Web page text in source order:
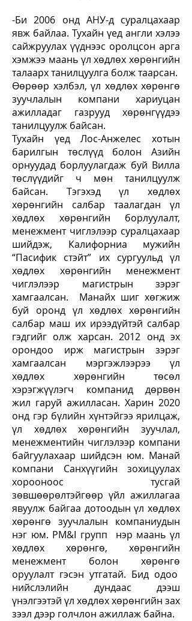
-Би 2006 онд АНУ-д суралцахаар
явж байлаа. Тухайн үед англи хэлээ
сайжруулах үүднээс оролцсон арга
хэмжээ маань үл хөдлөх хөрөнгийн
талаарх танилцуулга болж таарсан.
Өөрөөр хэлбэл, үл хөдлөх хөрөнгө
зуучлалын компани хариуцан
ажилладаг газрууд хөрөнгүүдээ
танилцуулж байсан.
Тухайн үед Лос-Анжелес хотын
барилгын төслүүд болон Азийн
орнуудад борлуулагдаж буй Вилла
төслүүдийг ч мөн танилцуулж
байсан. Тэгэхэд үл хөдлөх
хөрөнгийн салбар таалагдан үл
хөдлөх хөрөнгийн борлуулалт,
менежмент чиглэлээр суралцахаар
шийдэж, Калифорниа мужийн
“Пасифик стэйт” их сургуульд үл
хөдлөх хөрөнгийн менежмент
чиглэлээр магистрын зэрэг
хамгаалсан. Манайх шиг хөгжиж
буй оронд үл хөдлөх хөрөнгийн
салбар маш их ирээдүйтэй салбар
гэдгийг олж харсан. 2012 онд эх
орондоо ирж магистрын зэрэг
хамгаалсан мэргэжлээрээ үл
хөдлөх хөрөнгийн төсөл
хэрэгжүүлэгч компанид дөрвөн
жил гаруй ажилласан. Харин 2020
онд гэр бүлийн хүнтэйгээ ярилцаж,
үл хөдлөх хөрөнгийн зуучлал,
менежментийн чиглэлээр компани
байгуулахаар шийдсэн юм. Манай
компани Санхүүгийн зохицуулах
хорооноос тусгай
зөвшөөрөлтэйгөөр үйл ажиллагаа
явуулж байгаа дотоодын үл хөдлөх
хөрөнгө зуучлалын компаниудын
нэг юм. PM&I групп нэр маань үл
хөдлөх хөрөнгө, хөрөнгийн
менежмент болон хөрөнгө
оруулалт гэсэн утгатай. Бид одоо
нийслэлийн дундаас дээш
үнэлгээтэй үл хөдлөх хөрөнгийн зах
зээл дээр голчлон ажиллаж байна.